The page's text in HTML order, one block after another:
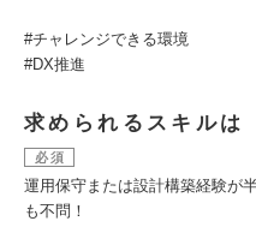
#チャレンジできる環境
#DX推進
求められるスキルは
必須
運用保守または設計構築経験が
も不問！